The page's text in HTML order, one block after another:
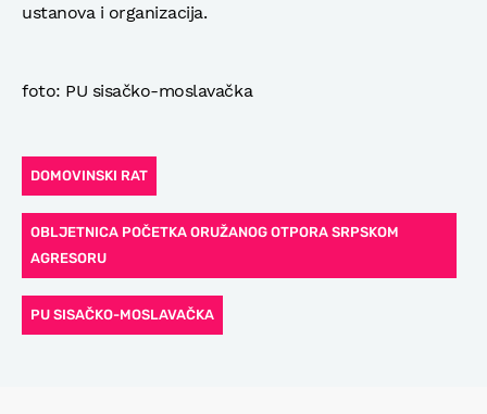
ustanova i organizacija.
foto: PU sisačko-moslavačka
DOMOVINSKI RAT
OBLJETNICA POČETKA ORUŽANOG OTPORA SRPSKOM
AGRESORU
PU SISAČKO-MOSLAVAČKA